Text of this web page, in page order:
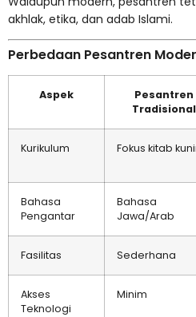
akhlak, etika, dan adab Islami.
Perbedaan Pesantren
Aspek
Pesantren
Tradisional
Kurikulum Fokus kitab
Bahasa
Pengantar
Bahasa
Jawa/Arab
Fasilitas Sederhana
Akses
Teknologi
Minim